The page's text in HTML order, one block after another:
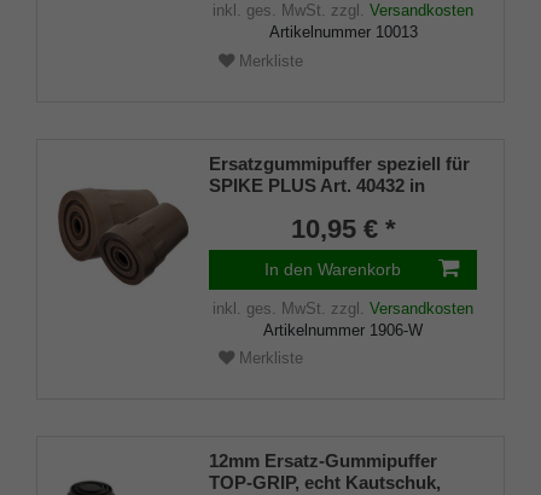
inkl. ges. MwSt. zzgl. Versandkosten
Artikelnummer 10013
Merkliste
Ersatzgummipuffer speziell für
SPIKE PLUS Art. 40432 in
10,95 € *
In den Warenkorb
inkl. ges. MwSt. zzgl. Versandkosten
Artikelnummer 1906-W
Merkliste
12mm Ersatz-Gummipuffer
TOP-GRIP, echt Kautschuk,